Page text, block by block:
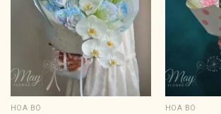
HOA BÓ HOA BÓ